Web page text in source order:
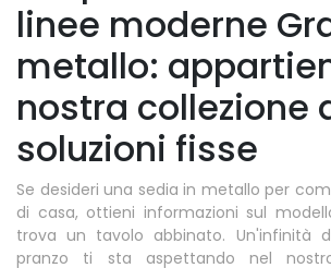
linee moderne
metallo:
nostra collezione
soluzioni fisse
Se desideri una sedia in metallo per
di casa, ottieni informazioni sul
trova un tavolo abbinato. Un'infinità
pranzo ti sta aspettando nel